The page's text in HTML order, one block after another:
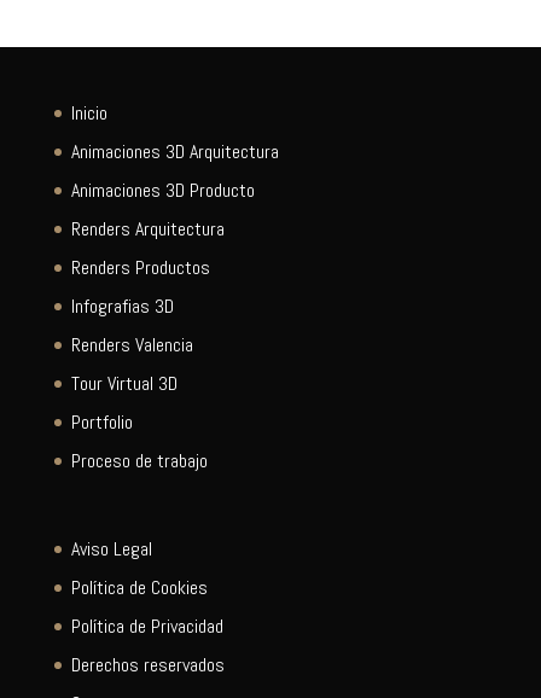
Inicio
Animaciones 3D Arquitectura
Animaciones 3D Producto
Renders Arquitectura
Renders Productos
Infografias 3D
Renders Valencia
Tour Virtual 3D
Portfolio
Proceso de trabajo
Aviso Legal
Política de Cookies
Política de Privacidad
Derechos reservados